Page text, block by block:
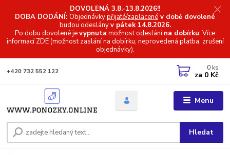
DOVOLENÁ 3.8.-13.8.2026!!
DOBA DODÁNÍ: Objednávkypřijaté/zaplacené v době dovolené
budou odeslányv pátek 14.8.2026.
Po dobu dovolené jevypnuta možnost odeslánína dobírku. Více
informacíZDE (možnost zaslání na dobírku, neprovedená platba, zrušení
objednávky).
Menu
Hledat
+420 732 552 122 0 ks
za 0 Kč